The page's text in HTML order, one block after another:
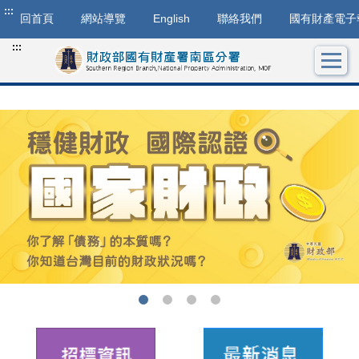
:::
回首頁 網站導覽 English 聯絡我們 國有財產電子
:::